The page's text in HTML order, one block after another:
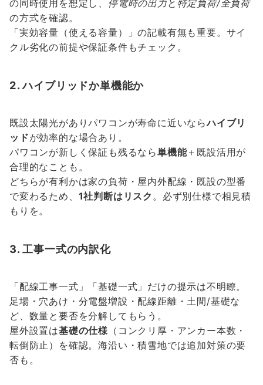
の同時使用を想定し、 停電時の出力と 特定負荷/全負荷
の方式を確認。
「実効容量（使える容量）」の記載有無も重要。サイ
クル劣化の前提や保証条件もチェック。
2. ハイブリッドか単機能か
既設太陽光がありパワコンが寿命に近いならハイブリ
ッドが効率的な場合あり。
パワコンが新しく保証も残るなら単機能＋既設活用が
合理的なことも。
どちらが有利かは家の負荷・屋内外配線・既設の型番
で変わるため、 1社判断はリスク 。必ず別仕様で相見積
もりを。
3. 工事一式の内訳化
「配線工事一式」「基礎一式」だけの提示は不明瞭。
足場・穴あけ・分電盤増設・配線距離・土間/基礎な
ど、数量と要否を分解してもらう。
屋外設置は基礎の仕様 （コンクリ厚・アンカー本数・
転倒防止）を確認。海沿い・積雪地では追加対策の要
否も。